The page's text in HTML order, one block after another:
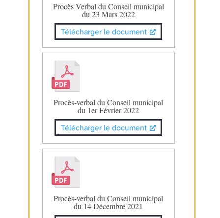
Procès Verbal du Conseil municipal
du 23 Mars 2022
Télécharger le document
Procès-verbal du Conseil municipal
du 1er Février 2022
Télécharger le document
Procès-verbal du Conseil municipal
du 14 Décembre 2021